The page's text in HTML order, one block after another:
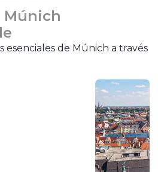
Múnich
esenciales de Múnich a través